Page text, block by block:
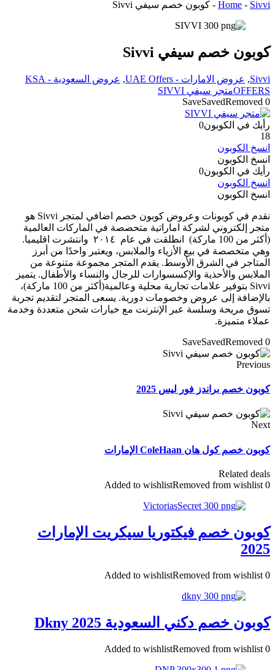
Home - Sivvi
- كوبون خصم سيفي Sivvi
كوبون خصم سيفي Sivvi
Sivvi
, عروض الامارات - UAE Offers ,
عروض السعودية - KSA
OFFERSمتجر سيفي SIVVI
SaveSavedRemoved 0
رأيك في الكوبون0
18
انسخ الكوبون
انسخ الكوبون
رأيك في الكوبون0
انسخ الكوبون
انسخ الكوبون
نقدم في كوبونات وعروض كوبون خصم اضافي لمتجر Sivvi هو
متجر إلكتروني لشركة اماراتية متحصصة في الماركات العالمية
(أكثر من 100 ماركة) انطلقت في عام ٢٠١٤ وانتشرت اقليميا.
وهي متخصصة في بيع الأزياء والملابس، ويعتبر واحدًا من أبرز
المتاجر في الشرق الأوسط. يقدم المتجر مجموعة متنوعة من
الملابس والأحذية والإكسسوارات للرجال والنساء والأطفال. يتميز
Sivvi بتوفير علامات تجارية محلية وعالمية(أكثر من 100 ماركة)،
بالإضافة إلى عروض وخصومات دورية. يسعى المتجر لتقديم تجربة
تسوق مريحة وسلسة عبر الإنترنت مع خيارات شحن متعددة وخدمة
عملاء متميزة.
SaveSavedRemoved 0
Previous
كوبون خصم براندز فور ليس 2025
Next
كوبون خصم كول هان ColeHaan الإمارات
Related deals
Added to wishlistRemoved from wishlist 0
كوبون خصم فيكتوريا سيكريت الإمارات
2025
Added to wishlistRemoved from wishlist 0
كوبون خصم دكني السعودية Dkny 2025
Added to wishlistRemoved from wishlist 0